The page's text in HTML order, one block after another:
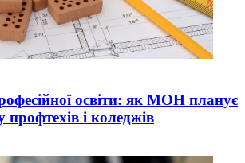
освіти: як МОН планує
профтехів і коледжів